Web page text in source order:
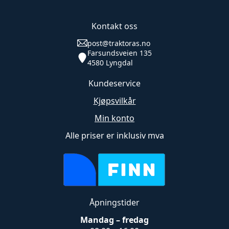
Kontakt oss
post@traktoras.no
Farsundsveien 135
4580 Lyngdal
Kundeservice
Kjøpsvilkår
Min konto
Alle priser er inklusiv mva
Åpningstider
Mandag – fredag